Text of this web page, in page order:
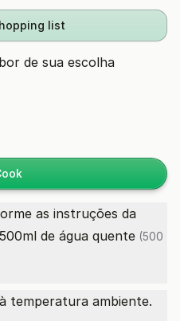
list
de sua escolha
as instruções da
de água quente (500
temperatura ambiente.